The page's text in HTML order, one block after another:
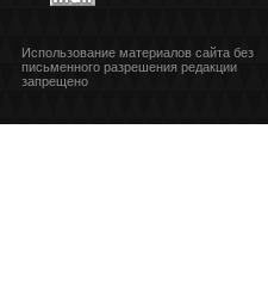
Использование материалов сайта без
письменного разрешения редакции
запрещено